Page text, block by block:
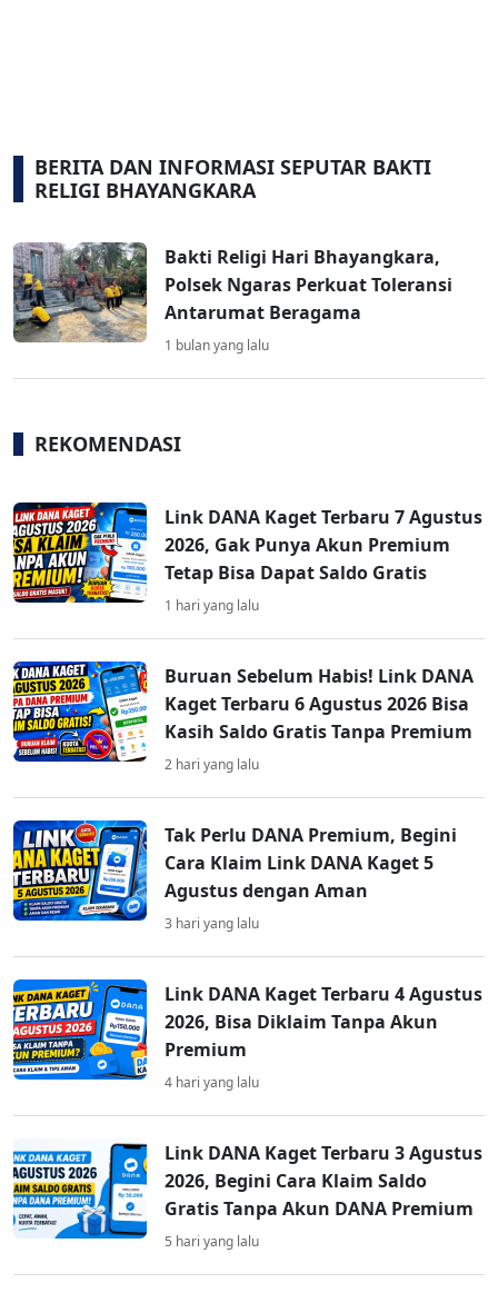
BERITA DAN INFORMASI SEPUTAR BAKTI
RELIGI BHAYANGKARA
Bakti Religi Hari Bhayangkara,
Polsek Ngaras Perkuat Toleransi
Antarumat Beragama
1 bulan yang lalu
REKOMENDASI
Link DANA Kaget Terbaru 7 Agustus
2026, Gak Punya Akun Premium
Tetap Bisa Dapat Saldo Gratis
1 hari yang lalu
Buruan Sebelum Habis! Link DANA
Kaget Terbaru 6 Agustus 2026 Bisa
Kasih Saldo Gratis Tanpa Premium
2 hari yang lalu
Tak Perlu DANA Premium, Begini
Cara Klaim Link DANA Kaget 5
Agustus dengan Aman
3 hari yang lalu
Link DANA Kaget Terbaru 4 Agustus
2026, Bisa Diklaim Tanpa Akun
Premium
4 hari yang lalu
Link DANA Kaget Terbaru 3 Agustus
2026, Begini Cara Klaim Saldo
Gratis Tanpa Akun DANA Premium
5 hari yang lalu